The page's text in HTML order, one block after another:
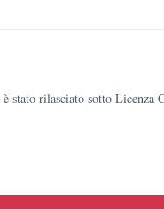
stato rilasciato sotto